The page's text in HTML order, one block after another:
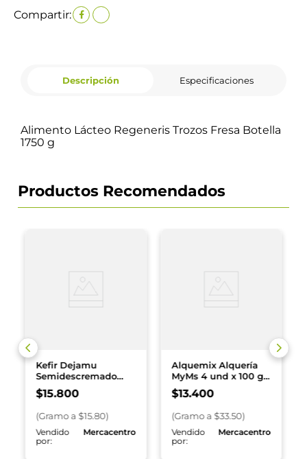
Compartir:
Descripción Especificaciones
Alimento Lácteo Regeneris Trozos Fresa Botella
1750 g
Productos Recomendados
Kefir Dejamu
Semidescremado
Natural Sin Dulce x
1000 g
$15.800
(Gramoa $15.80)
Vendido
por:
Mercacentro
Alquemix Alquería
MyMs 4 und x 100 g
c/u
$13.400
(Gramoa $33.50)
Vendido
por:
Mercacentro